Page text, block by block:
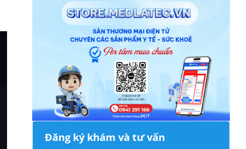
Đăng ký khám và tư vấn